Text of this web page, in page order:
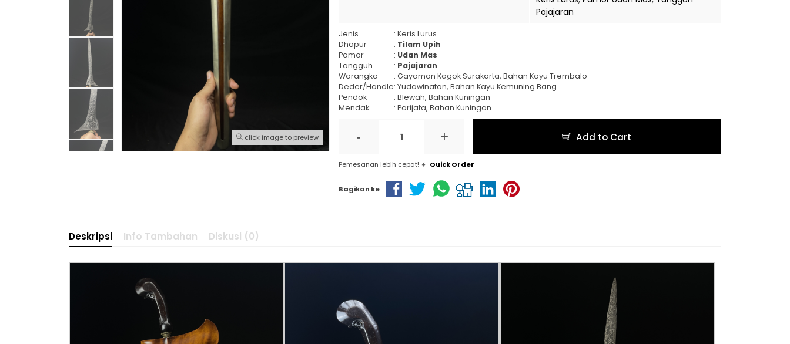
click image to preview
Pajajaran
Jenis
: Keris Lurus
Dhapur
: Tilam Upih
Pamor
: Udan Mas
Tangguh
: Pajajaran
Warangka
: Gayaman Kagok Surakarta, Bahan Kayu Trembalo
Deder/Handle: Yudawinatan, Bahan Kayu Kemuning Bang
Pendok
: Blewah, Bahan Kuningan
Mendak
: Parijata, Bahan Kuningan
- + Add to Cart
Pemesanan lebih cepat! Quick Order
Bagikan ke
Deskripsi Info Tambahan Diskusi (0)